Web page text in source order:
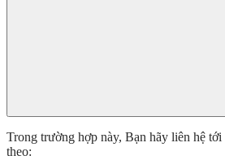
Trong trường hợp này, Bạn hãy liên hệ
theo: